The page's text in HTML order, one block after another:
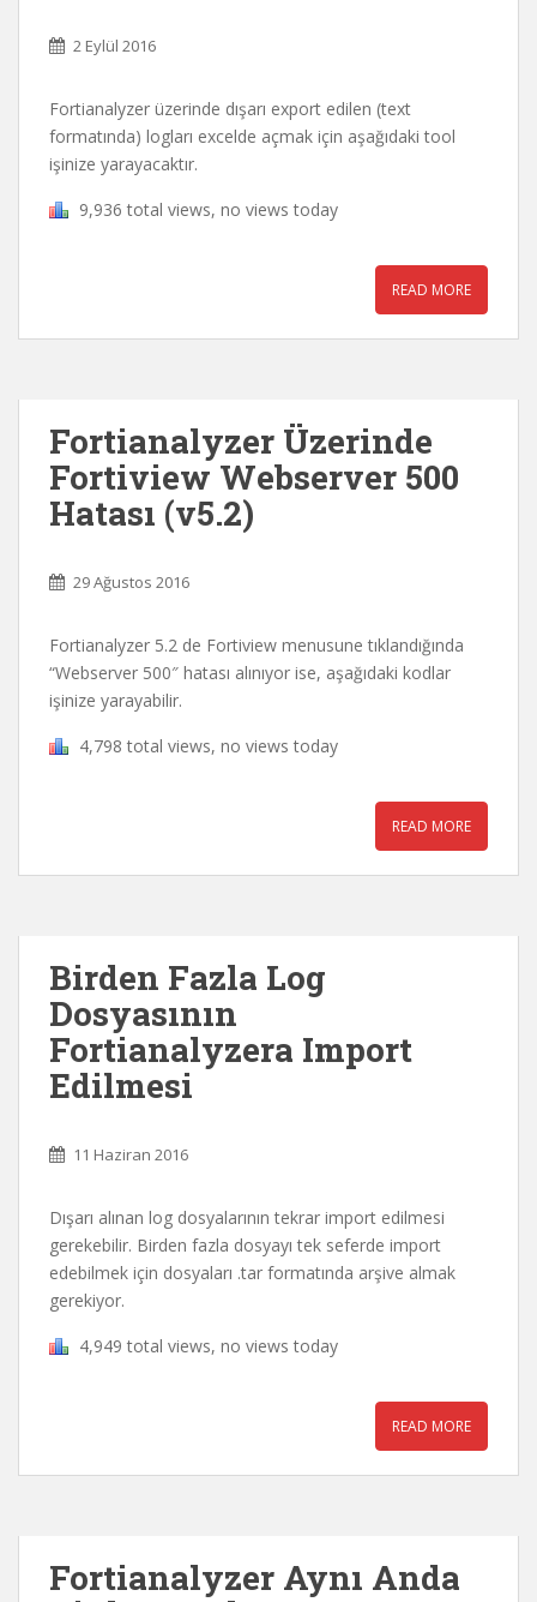
2 Eylül 2016
Fortianalyzer üzerinde dışarı export edilen (text
formatında) logları excelde açmak için aşağıdaki tool
işinize yarayacaktır.
9,936 total views, no views today
READ MORE
Fortianalyzer Üzerinde
Fortiview Webserver 500
Hatası (v5.2)
29 Ağustos 2016
Fortianalyzer 5.2 de Fortiview menusune tıklandığında
“Webserver 500″ hatası alınıyor ise, aşağıdaki kodlar
işinize yarayabilir.
4,798 total views, no views today
READ MORE
Birden Fazla Log
Dosyasının
Fortianalyzera Import
Edilmesi
11 Haziran 2016
Dışarı alınan log dosyalarının tekrar import edilmesi
gerekebilir. Birden fazla dosyayı tek seferde import
edebilmek için dosyaları .tar formatında arşive almak
gerekiyor.
4,949 total views, no views today
READ MORE
Fortianalyzer Aynı Anda